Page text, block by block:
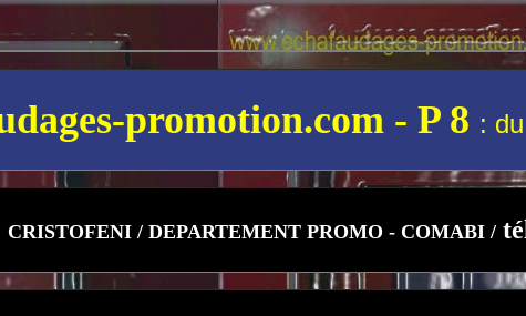
promotion.com - P 8 :
CRISTOFENI / DEPARTEMENT PROMO - COMABI /